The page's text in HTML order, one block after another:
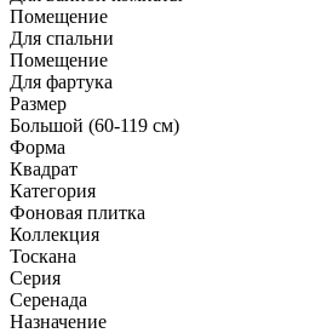
Помещение
Для спальни
Помещение
Для фартука
Размер
Большой (60-119 см)
Форма
Квадрат
Категория
Фоновая плитка
Коллекция
Тоскана
Серия
Серенада
Назначение